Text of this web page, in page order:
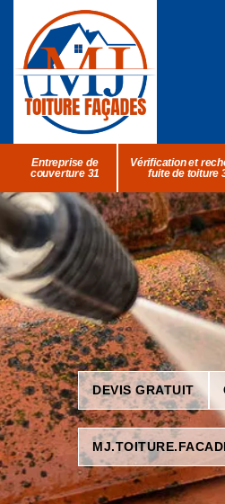
Entreprise de
couverture 31
Vérification et
fuite de toiture
DEVIS GRATUIT